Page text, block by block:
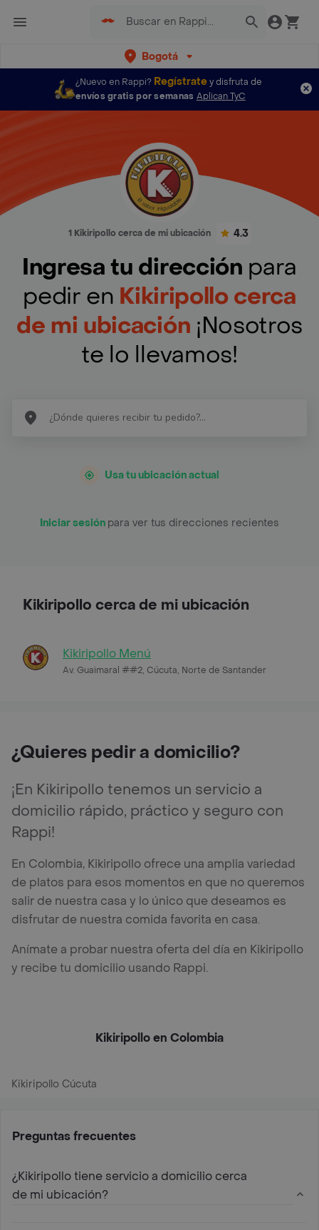
Bogotá
¿Nuevo en Rappi? Regístratey disfruta de
envíos gratis por semanas Aplican TyC
1 Kikiripollo cerca de mi ubicación 4.3
Ingresa tu dirección para
pedir en Kikiripollo cerca
de mi ubicación ¡Nosotros
te lo llevamos!
Usa tu ubicación actual
Iniciar sesión para ver tus direcciones recientes
Kikiripollo cerca de mi ubicación
Kikiripollo Menú
Av. Guaimaral ##2, Cúcuta, Norte de Santander
¿Quieres pedir a domicilio?
¡En Kikiripollo tenemos un servicio a
domicilio rápido, práctico y seguro con
Rappi!
En Colombia, Kikiripollo ofrece una amplia variedad
de platos para esos momentos en que no queremos
salir de nuestra casa y lo único que deseamos es
disfrutar de nuestra comida favorita en casa.
Anímate a probar nuestra oferta del día en Kikiripollo
y recibe tu domicilio usando Rappi.
Kikiripollo en Colombia
Kikiripollo Cúcuta
Preguntas frecuentes
¿Kikiripollo tiene servicio a domicilio cerca
de mi ubicación?